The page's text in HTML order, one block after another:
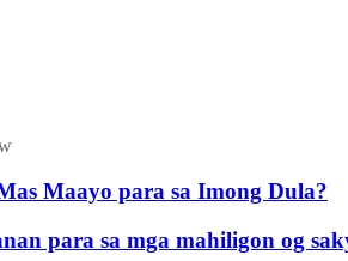
Maayo para sa Imong Dula?
para sa mga mahiligon og